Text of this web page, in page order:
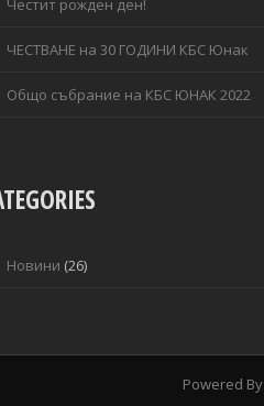
Честит рожден ден!
ЧЕСТВАНЕ на 30 ГОДИНИ КБС Юнак
Общо събрание на КБС ЮНАК 2022
Новини (26)
Powered By